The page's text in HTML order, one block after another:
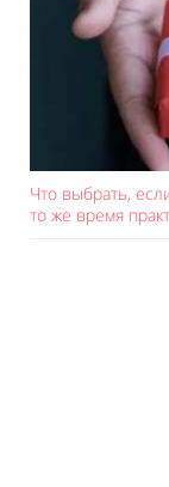
Что выбрать,
то же время